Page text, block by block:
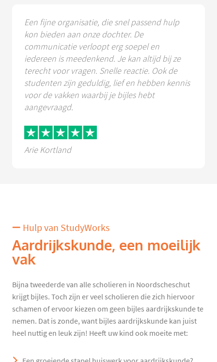
Een fijne organisatie, die snel passend hulp
kon bieden aan onze dochter. De
communicatie verloopt erg soepel en
iedereen is meedenkend. Je kan altijd bij ze
terecht voor vragen. Snelle reactie. Ook de
studenten zijn geduldig, lief en hebben kennis
voor de vakken waarbij je bijles hebt
aangevraagd.
Arie Kortland
Hulp van StudyWorks
Aardrijkskunde, een moeilijk
vak
Bijna tweederde van alle scholieren in Noordscheschut
krijgt bijles. Toch zijn er veel scholieren die zich hiervoor
schamen of ervoor kiezen om geen bijles aardrijkskunde te
nemen. Dat is zonde, want bijles aardrijkskunde kan juist
heel nuttig en leuk zijn! Heeft uw kind ook moeite met: